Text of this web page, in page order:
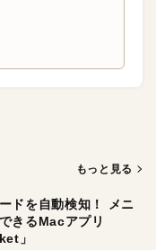
もっと見る
ドを自動検知！ メニ
きるMacアプリ
」